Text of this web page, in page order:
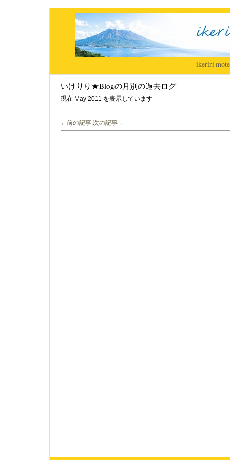
ikeriri|
いけりり★Blogの月別の過去ログ
現在 May 2011 を表示しています
←前の記事 次の記事→